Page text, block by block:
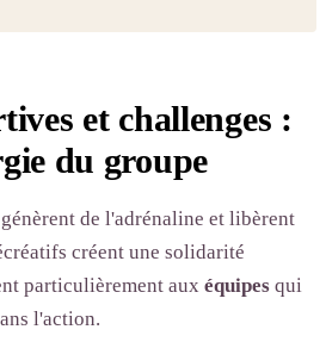
et challenges :
du groupe
génèrent de l'adrénaline et libèrent
créent une solidarité
particulièrement aux équipes qui
l'action.